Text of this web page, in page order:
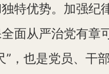
特优势。加强纪
面从严治党有章
”，也是党员、干